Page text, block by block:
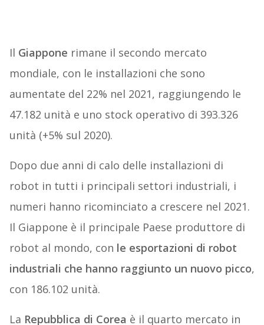
Il Giappone rimane il secondo mercato
mondiale, con le installazioni che sono
aumentate del 22% nel 2021, raggiungendo le
47.182 unità e uno stock operativo di 393.326
unità (+5% sul 2020).
Dopo due anni di calo delle installazioni di
robot in tutti i principali settori industriali, i
numeri hanno ricominciato a crescere nel 2021.
Il Giappone è il principale Paese produttore di
robot al mondo, con le esportazioni di robot
industriali che hanno raggiunto un nuovo picco,
con 186.102 unità.
La Repubblica di Corea è il quarto mercato in